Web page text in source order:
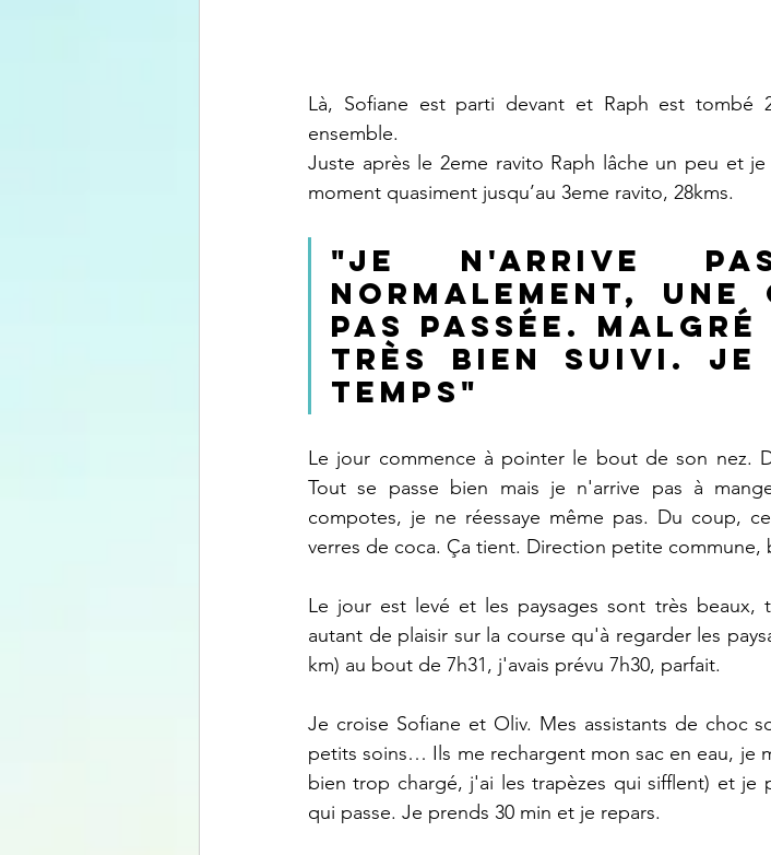
Là, Sofiane est parti devant et Raph est
ensemble.
Juste après le 2eme ravito Raph lâche un peu et
moment quasiment jusqu’au 3eme ravito, 28kms.
"Je n'arrive
normalement, une
pas passée.
très bien suivi. Je
temps"
Le jour commence à pointer le bout de son nez.
Tout se passe bien mais je n'arrive pas à
compotes, je ne réessaye même pas. Du coup,
verres de coca. Ça tient. Direction petite commune,
Le jour est levé et les paysages sont très beaux,
autant de plaisir sur la course qu'à regarder les
km) au bout de 7h31, j'avais prévu 7h30, parfait.
Je croise Sofiane et Oliv. Mes assistants de choc
petits soins… Ils me rechargent mon sac en eau, je
bien trop chargé, j'ai les trapèzes qui sifflent) et je
qui passe. Je prends 30 min et je repars.